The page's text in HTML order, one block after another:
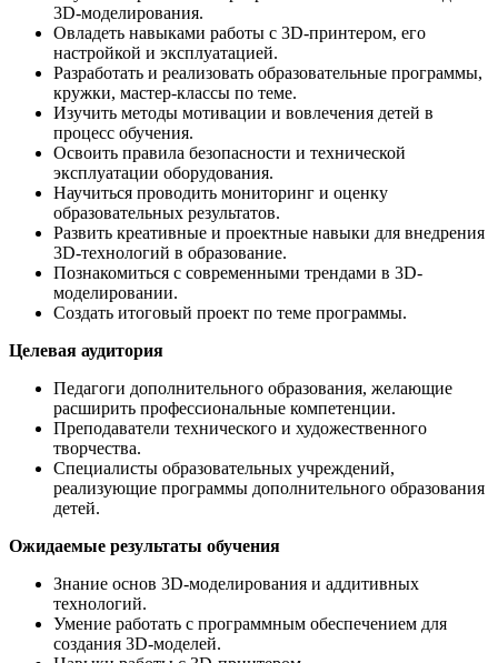
3D-моделирования.
Овладеть навыками работы с 3D-принтером, его
настройкой и эксплуатацией.
Разработать и реализовать образовательные программы,
кружки, мастер-классы по теме.
Изучить методы мотивации и вовлечения детей в
процесс обучения.
Освоить правила безопасности и технической
эксплуатации оборудования.
Научиться проводить мониторинг и оценку
образовательных результатов.
Развить креативные и проектные навыки для внедрения
3D-технологий в образование.
Познакомиться с современными трендами в 3D-
моделировании.
Создать итоговый проект по теме программы.
Целевая аудитория
Педагоги дополнительного образования, желающие
расширить профессиональные компетенции.
Преподаватели технического и художественного
творчества.
Специалисты образовательных учреждений,
реализующие программы дополнительного образования
детей.
Ожидаемые результаты обучения
Знание основ 3D-моделирования и аддитивных
технологий.
Умение работать с программным обеспечением для
создания 3D-моделей.